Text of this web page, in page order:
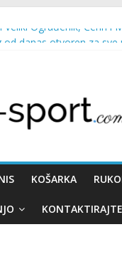
Veliki Ograđenik, Čerin i
MNL MZ općine
Marija Buhač,
KOŠARKA